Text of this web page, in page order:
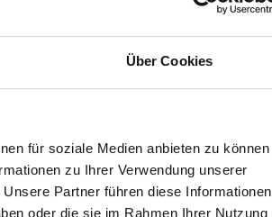
Über Cookies
für soziale Medien anbieten zu können
zu Ihrer Verwendung unserer
Partner führen diese Informationen
oder die sie im Rahmen Ihrer Nutzung